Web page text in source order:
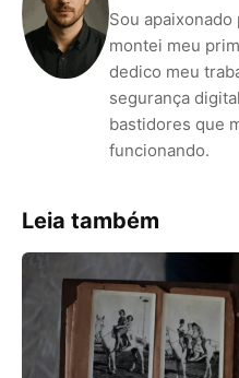
Sou
montei meu
dedico meu
segurança
bastidores que
funcionando.
Leia também